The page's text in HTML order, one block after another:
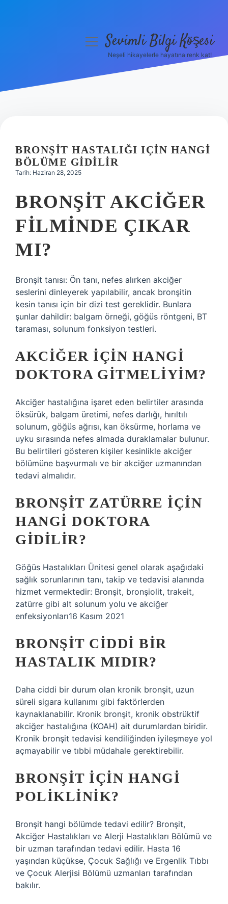
Hakkımızda
menüyüSevimli Bilgi Köşesi
Neşeli hikayelerle hayatına renk kat!
BRONŞIT HASTALIĞI IÇIN HANGI
BÖLÜME GIDILIR
Tarih: Haziran 28, 2025
BRONŞIT AKCIĞER
FILMINDE ÇIKAR
MI?
Bronşit tanısı: Ön tanı, nefes alırken akciğer
seslerini dinleyerek yapılabilir, ancak bronşitin
kesin tanısı için bir dizi test gereklidir. Bunlara
şunlar dahildir: balgam örneği, göğüs röntgeni, BT
taraması, solunum fonksiyon testleri.
AKCIĞER IÇIN HANGI
DOKTORA GITMELIYIM?
Akciğer hastalığına işaret eden belirtiler arasında
öksürük, balgam üretimi, nefes darlığı, hırıltılı
solunum, göğüs ağrısı, kan öksürme, horlama ve
uyku sırasında nefes almada duraklamalar bulunur.
Bu belirtileri gösteren kişiler kesinlikle akciğer
bölümüne başvurmalı ve bir akciğer uzmanından
tedavi almalıdır.
BRONŞIT ZATÜRRE IÇIN
HANGI DOKTORA
GIDILIR?
Göğüs Hastalıkları Ünitesi genel olarak aşağıdaki
sağlık sorunlarının tanı, takip ve tedavisi alanında
hizmet vermektedir: Bronşit, bronşiolit, trakeit,
zatürre gibi alt solunum yolu ve akciğer
enfeksiyonları16 Kasım 2021
BRONŞIT CIDDI BIR
HASTALIK MIDIR?
Daha ciddi bir durum olan kronik bronşit, uzun
süreli sigara kullanımı gibi faktörlerden
kaynaklanabilir. Kronik bronşit, kronik obstrüktif
akciğer hastalığına (KOAH) ait durumlardan biridir.
Kronik bronşit tedavisi kendiliğinden iyileşmeye yol
açmayabilir ve tıbbi müdahale gerektirebilir.
BRONŞIT IÇIN HANGI
POLIKLINIK?
Bronşit hangi bölümde tedavi edilir? Bronşit,
Akciğer Hastalıkları ve Alerji Hastalıkları Bölümü ve
bir uzman tarafından tedavi edilir. Hasta 16
yaşından küçükse, Çocuk Sağlığı ve Ergenlik Tıbbı
ve Çocuk Alerjisi Bölümü uzmanları tarafından
bakılır.